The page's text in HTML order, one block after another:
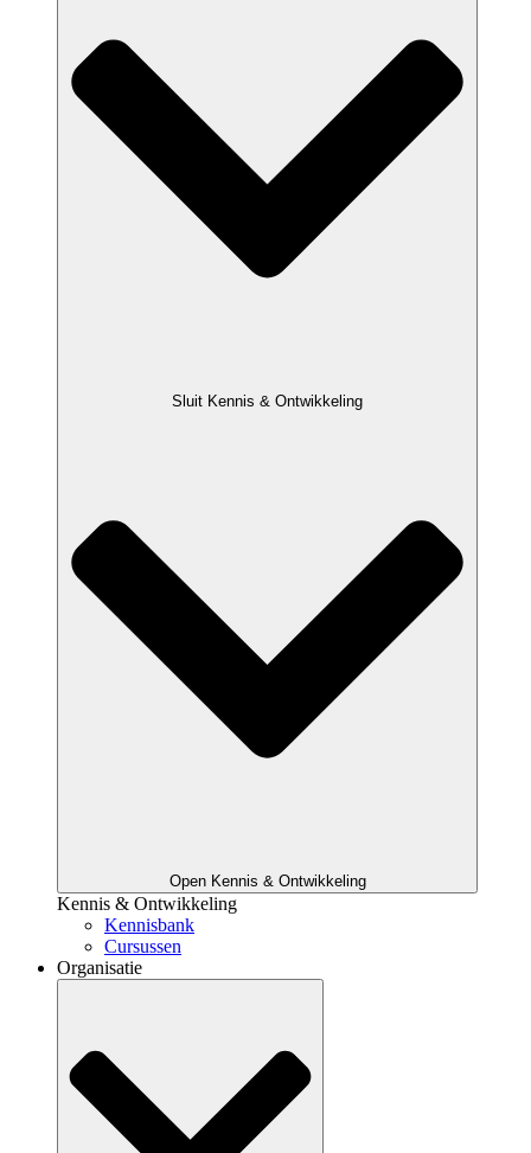
Sluit Kennis & Ontwikkeling
Open Kennis & Ontwikkeling
Kennis & Ontwikkeling
Kennisbank
Cursussen
Organisatie